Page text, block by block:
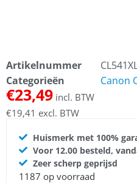
Artikelnummer
Categorieën
Canon
€23,49 incl. BTW
€19,41 excl. BTW
Huismerk met 100%
Voor 12.00 besteld,
Zeer scherp geprijsd
1187 op voorraad